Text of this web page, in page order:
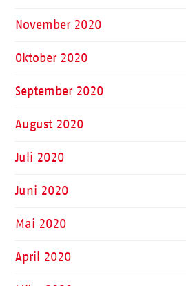
November 2020
Oktober 2020
September 2020
August 2020
Juli 2020
Juni 2020
Mai 2020
April 2020